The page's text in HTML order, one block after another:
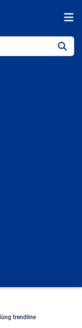
trendline